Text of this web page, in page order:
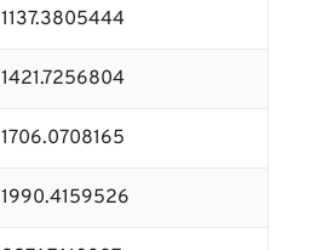
1137.3805444
1421.7256804
1706.0708165
1990.4159526